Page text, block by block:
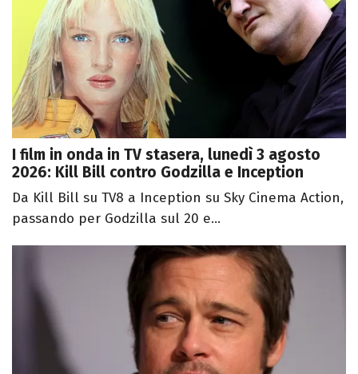
I film in onda in TV stasera, lunedì 3 agosto
2026: Kill Bill contro Godzilla e Inception
Da Kill Bill su TV8 a Inception su Sky Cinema Action,
passando per Godzilla sul 20 e...